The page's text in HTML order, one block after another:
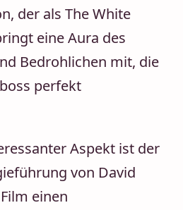
der als The White
eine Aura des
Bedrohlichen mit, die
perfekt
Aspekt ist der
von David
einen